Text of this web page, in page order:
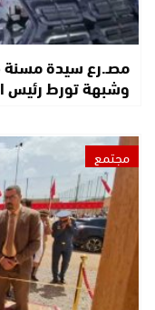
مصـ.رع سيدة مسنة
وشبهة تورط رئيس
مجتمع